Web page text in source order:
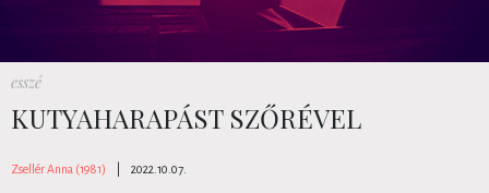
esszé
KUTYAHARAPÁST SZŐRÉVEL
Zsellér Anna (1981) 2022.10.07.